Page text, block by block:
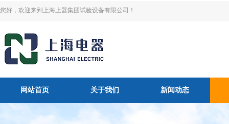
您好，欢迎来到上海上器集团试验设备有限公司！
网站首页 关于我们 新闻动态